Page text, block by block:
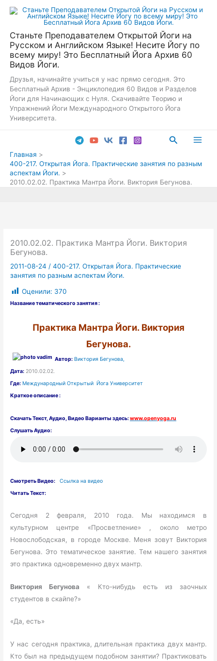
Перейти
Станьте Преподавателем Открытой Йоги на
Русском и Английском Языке! Несите Йогу по
всему миру! Это Бесплатный Йога Архив 60
Видов Йоги.
Друзья, начинайте учиться у нас прямо сегодня. Это
Бесплатный Архив - Энциклопедия 60 Видов и Разделов
Йоги для Начинающих с Нуля. Скачивайте Теорию и
Упражнений Йоги Международного Открытого Йога
Университета.
Поиск
Главная
400-217. Открытая Йога. Практические занятия по разным
аспектам Йоги.
2010.02.02. Практика Мантра Йоги. Виктория Бегунова.
2010.02.02. Практика Мантра Йоги. Виктория
Бегунова.
2011-08-24 /400-217. Открытая Йога. Практические
занятия по разным аспектам Йоги.
Оценили: 370
Название тематического занятия :
Практика Мантра Йоги. Виктория
Бегунова.
Автор: Виктория Бегунова,
Дата: 2010.02.02.
Где: Международный Открытый Йога Университет
Краткое описание :
СкачатьТекст,Аудио, Видео Варианты здесь:www.openyoga.ru
Слушать Аудио:
Смотреть Видео:
Ссылка на видео
Читать Текст:
Сегодня 2 февраля, 2010 года. Мы находимся в
культурном центре «Просветление» , около метро
Новослободская, в городе Москве. Меня зовут Виктория
Бегунова. Это тематическое занятие. Тем нашего занятия
это практика одновременно двух мантр.
Виктория Бегунова « Кто-нибудь есть из заочных
студентов в скайпе?»
«Да, есть»
У нас сегодня практика, длительная практика двух мантр.
Кто был на предыдущем подобном занятии? Практиковать